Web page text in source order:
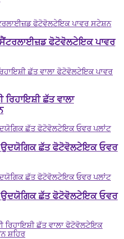
ਫੋਟੋਵੋਲਟੇਇਕ ਪਾਵਰ
ਛੱਤ ਵਾਲਾ
ਉਦਯੋਗਿਕ ਛੱਤ ਫੋਟੋਵੋਲਟੇਇਕ ਓਵਰ
ਉਦਯੋਗਿਕ ਛੱਤ ਫੋਟੋਵੋਲਟੇਇਕ ਓਵਰ